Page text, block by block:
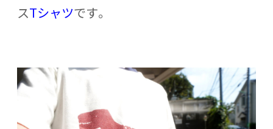
スTシャツです。